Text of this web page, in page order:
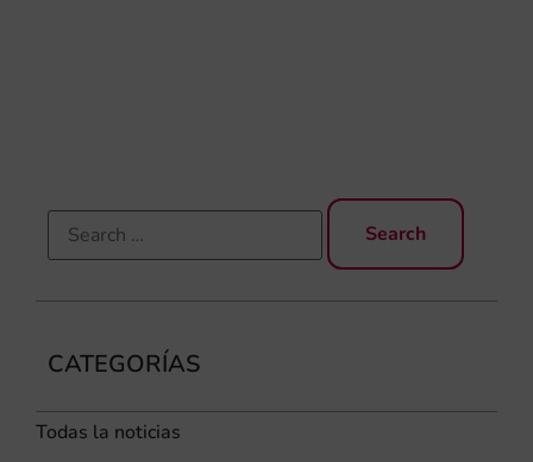
CATEGORÍAS
Todas la noticias